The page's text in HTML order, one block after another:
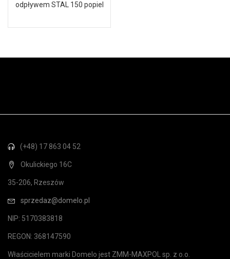
odpływem STAL 150 popiel
(+48) 17 863 04 52
Okulickiego 16C
35-206, Rzeszów
sprzedaz@domelo.pl
NIP: 5170383818
REGON: 368147590
Właścicielem marki Domelo jest ZMM-MAXPOL sp. z o.o.